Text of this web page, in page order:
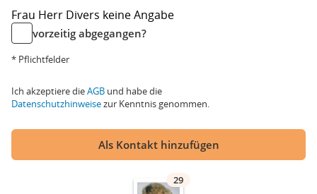
Frau Herr Divers keine Angabe
vorzeitig abgegangen?
* Pflichtfelder
Ich akzeptiere dieAGB und habe die
Datenschutzhinweisezur Kenntnis genommen.
Als Kontakt hinzufügen
29